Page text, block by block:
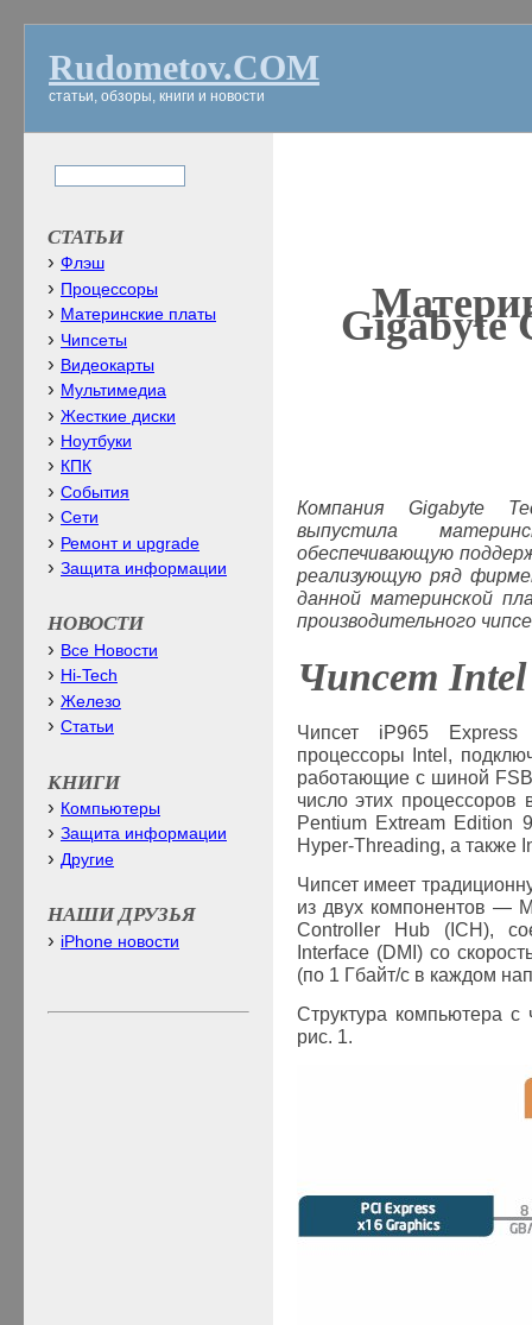
Rudometov.COM
статьи, обзоры, книги и новости
Gigabyte
КомпанияGigabyte
выпустила
обеспечивающую
реализующую ряд
данной материнской
производительного
Чипсет
Чипсет iP965 Express
процессоры Intel,
работающие с шиной
число этих процессоров
Pentium Extream Edition
Hyper-Threading, а также
Чипсет имеет
из двух компонентов —
Controller Hub (ICH),
Interface (DMI) со
(по 1 Гбайт/с в каждом
Структура компьютера с
рис. 1.
СТАТЬИ
Флэш
Процессоры
Материнские платы
Чипсеты
Видеокарты
Мультимедиа
Жесткие диски
Ноутбуки
КПК
События
Сети
Ремонт и upgrade
Защита информации
НОВОСТИ
Все Новости
Hi-Tech
Железо
Статьи
КНИГИ
Компьютеры
Защита информации
Другие
НАШИ ДРУЗЬЯ
iPhone новости